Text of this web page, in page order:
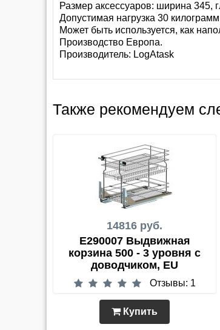
Размер аксессуаров: ширина 345,
Допустимая нагрузка 30
Может быть используется, как
Производство Европа.
Производитель: LogAtask
Также рекомендуем
14816 руб.
E290007 Выдвижная
корзина 500 - 3 уровня с
доводчиком, EU
Отзывы: 1
Купить